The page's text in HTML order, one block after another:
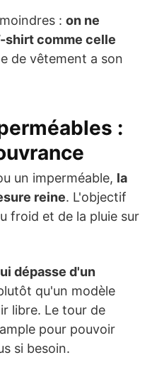
: on ne
shirt comme celle
de vêtement a son
:
un imperméable, la
reine. L'objectif
froid et de la pluie sur
dépasse d'un
qu'un modèle
libre. Le tour de
pour pouvoir
si besoin.